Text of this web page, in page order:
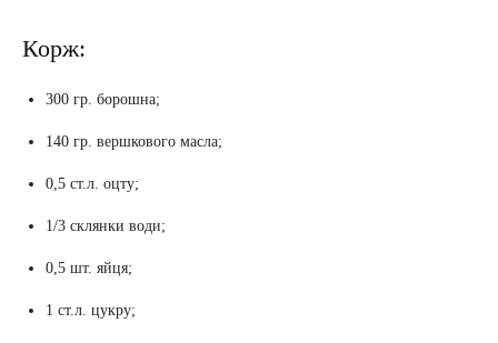
Корж:
300 гр. борошна;
140 гр. вершкового масла;
0,5 ст.л. оцту;
1/3 склянки води;
0,5 шт. яйця;
1 ст.л. цукру;